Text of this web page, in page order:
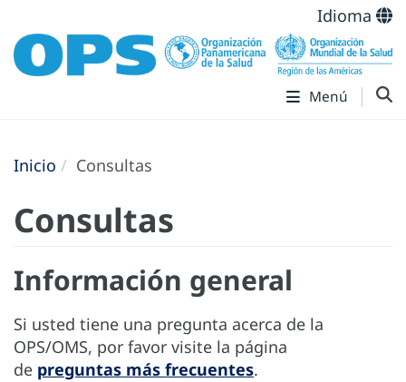
Idioma
Menú
Inicio Consultas
Consultas
Información general
Si usted tiene una pregunta acerca de la
OPS/OMS, por favor visite la página
de preguntas más frecuentes.